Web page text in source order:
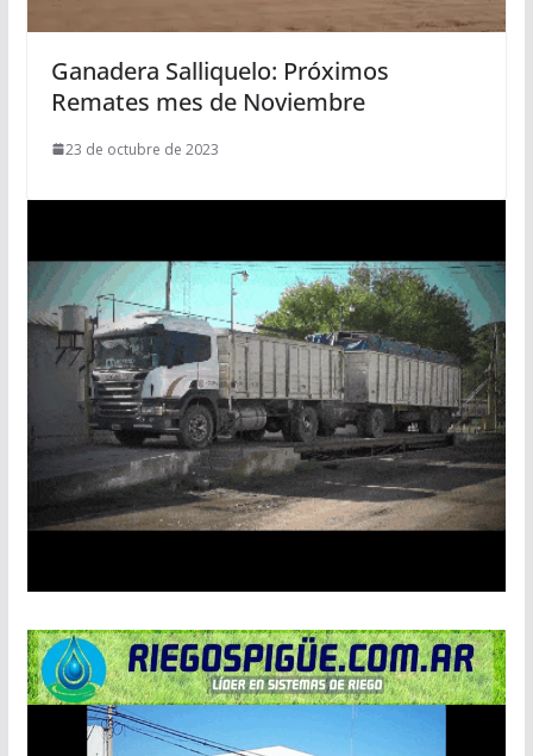
Ganadera Salliquelo: Próximos
Remates mes de Noviembre
23 de octubre de 2023